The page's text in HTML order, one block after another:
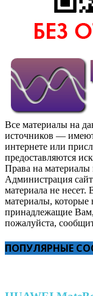
Все материалы на
источников —
интернете или
предоставляются
Права на материалы
Администрация
материала не
материалы, которые
принадлежащие
пожалуйста,
ПОПУЛЯРНЫЕ